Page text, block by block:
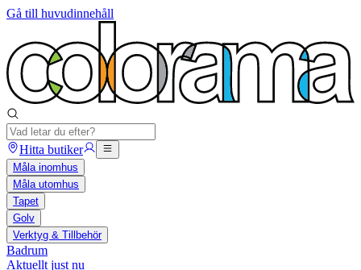
Gå till huvudinnehåll
Hitta butiker
Måla inomhus
Måla utomhus
Tapet
Golv
Verktyg & Tillbehör
Badrum
Aktuellt just nu